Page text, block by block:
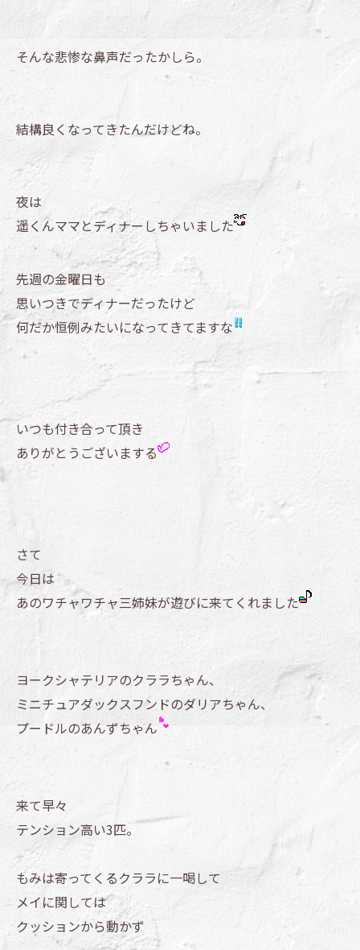
そんな悲惨な鼻声だったかしら。
結構良くなってきたんだけどね。
夜は
遥くんママとディナーしちゃいました
先週の金曜日も
思いつきでディナーだったけど
何だか恒例みたいになってきてますな
いつも付き合って頂き
ありがとうございまする
さて
今日は
あのワチャワチャ三姉妹が遊びに来てくれました
ヨークシャテリアのクララちゃん、
ミニチュアダックスフンドのダリアちゃん、
プードルのあんずちゃん
来て早々
テンション高い3匹。
もみは寄ってくるクララに一喝して
メイに関しては
クッションから動かず